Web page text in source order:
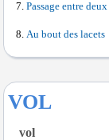
Passage entre
Au bout des lacets
VOL
vol